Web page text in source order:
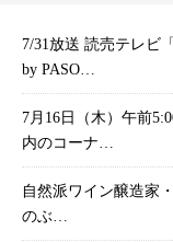
7/31放送 読売テレビ
by PASO…
7月16日（木）午前
内のコーナ…
自然派ワイン醸造家
のぶ…